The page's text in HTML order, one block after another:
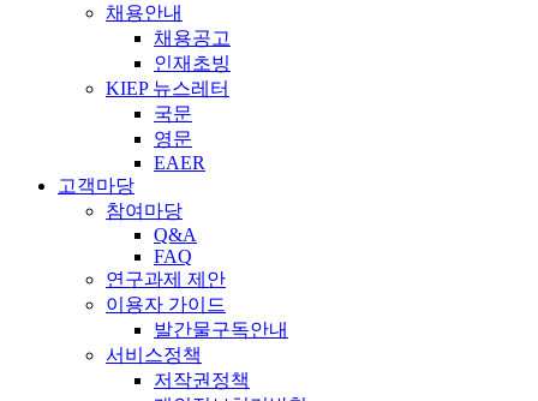
채용안내
채용공고
인재초빙
KIEP 뉴스레터
국문
영문
EAER
고객마당
참여마당
Q&A
FAQ
연구과제 제안
이용자 가이드
발간물구독안내
서비스정책
저작권정책